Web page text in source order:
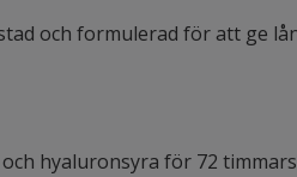
och formulerad för att ge
hyaluronsyra för 72